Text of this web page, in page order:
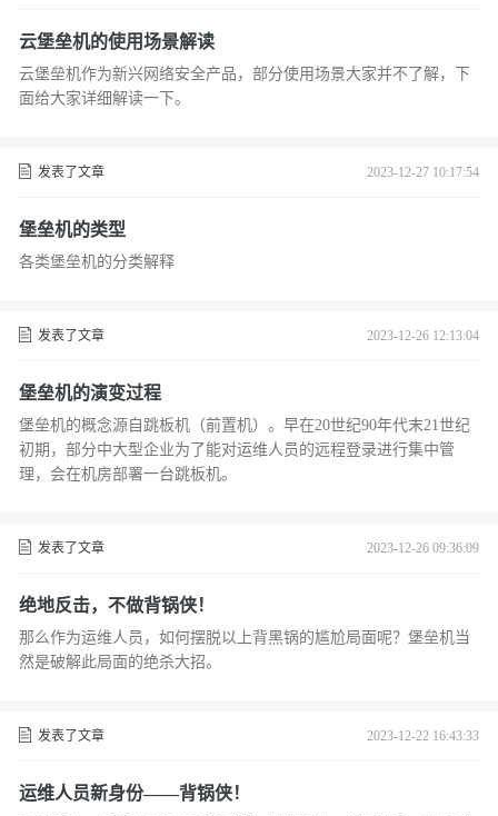
云堡垒机的使用场景解读
云堡垒机作为新兴网络安全产品，部分使用场景大家并不了解，下
面给大家详细解读一下。
发表了文章 2023-12-27 10:17:54
堡垒机的类型
各类堡垒机的分类解释
发表了文章 2023-12-26 12:13:04
堡垒机的演变过程
堡垒机的概念源自跳板机（前置机）。早在20世纪90年代末21世纪
初期，部分中大型企业为了能对运维人员的远程登录进行集中管
理，会在机房部署一台跳板机。
发表了文章 2023-12-26 09:36:09
绝地反击，不做背锅侠！
那么作为运维人员，如何摆脱以上背黑锅的尴尬局面呢？堡垒机当
然是破解此局面的绝杀大招。
发表了文章 2023-12-22 16:43:33
运维人员新身份——背锅侠！